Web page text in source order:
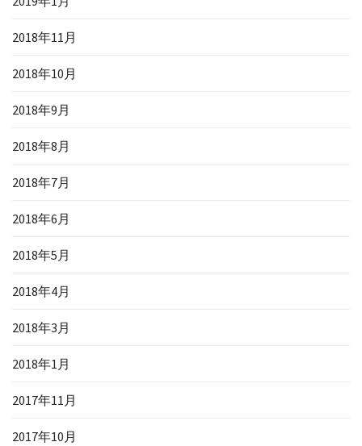
2018年11月
2018年10月
2018年9月
2018年8月
2018年7月
2018年6月
2018年5月
2018年4月
2018年3月
2018年1月
2017年11月
2017年10月